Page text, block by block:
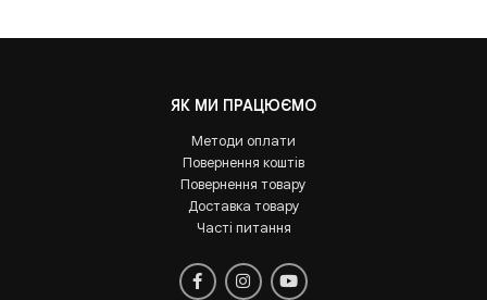
ЯК МИ ПРАЦЮЄМО
Методи оплати
Повернення коштів
Повернення товару
Доставка товару
Часті питання